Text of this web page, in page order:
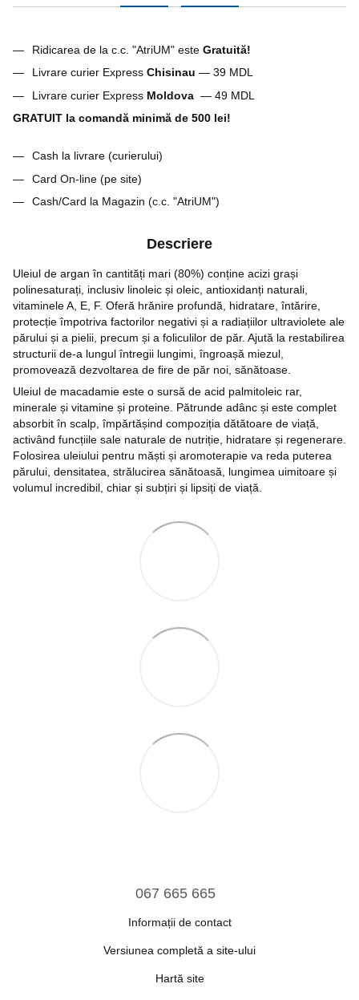
Ridicarea de la c.c. "AtriUM" este Gratuită!
Livrare curier Express Chisinau — 39 MDL
Livrare curier Express Moldova — 49 MDL
GRATUIT la comandă minimă de 500 lei!
Cash la livrare (curierului)
Card On-line (pe site)
Cash/Card la Magazin (c.c. "AtriUM")
Descriere
Uleiul de argan în cantități mari (80%) conține acizi grași
polinesaturați, inclusiv linoleic și oleic, antioxidanți naturali,
vitaminele A, E, F. Oferă hrănire profundă, hidratare, întărire,
protecție împotriva factorilor negativi și a radiațiilor ultraviolete ale
părului și a pielii, precum și a foliculilor de păr. Ajută la restabilirea
structurii de-a lungul întregii lungimi, îngroașă miezul,
promovează dezvoltarea de fire de păr noi, sănătoase.
Uleiul de macadamie este o sursă de acid palmitoleic rar,
minerale și vitamine și proteine. Pătrunde adânc și este complet
absorbit în scalp, împărtășind compoziția dătătoare de viață,
activând funcțiile sale naturale de nutriție, hidratare și regenerare.
Folosirea uleiului pentru măști și aromoterapie va reda puterea
părului, densitatea, strălucirea sănătoasă, lungimea uimitoare și
volumul incredibil, chiar și subțiri și lipsiți de viață.
067 665 665
Informații de contact
Versiunea completă a site-ului
Hartă site